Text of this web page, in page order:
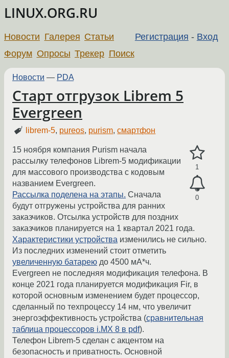
LINUX.ORG.RU
Регистрация - Вход
Новости Галерея Статьи
Форум Опросы Трекер Поиск
Новости — PDA
Старт отгрузок Librem 5
Evergreen
librem-5, pureos, purism,смартфон
1
0
15 ноября компания Purism начала
рассылку телефонов Librem-5 модификации
для массового производства с кодовым
названием Evergreen.
Рассылка поделена на этапы. Сначала
будут отгружены устройства для ранних
заказчиков. Отсылка устройств для поздних
заказчиков планируется на 1 квартал 2021 года.
Характеристики устройства изменились не сильно.
Из последних изменений стоит отметить
увеличенную батарею до 4500 мА*ч.
Evergreen не последняя модификация телефона. В
конце 2021 года планируется модификация Fir, в
которой основным изменением будет процессор,
сделанный по техпроцессу 14 нм, что увеличит
энергоэффективность устройства (сравнительная
таблица процессоров i.MX 8 в pdf).
Телефон Librem-5 сделан с акцентом на
безопасность и приватность. Основной